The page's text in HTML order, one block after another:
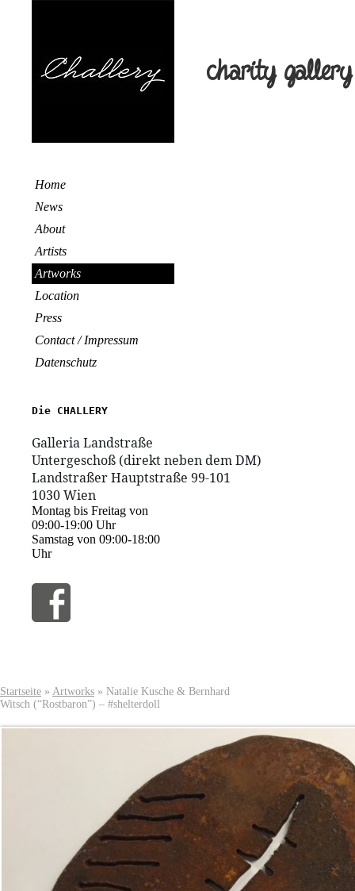
Home
News
About
Artists
Artworks
Location
Press
Contact / Impressum
Datenschutz
1030 Wien
Montag bis Freitag von
09:00-19:00 Uhr
Samstag von 09:00-18:00
Uhr
charity gallery
Startseite » Artworks » Natalie Kusche & Bernhard
Witsch (“Rostbaron”) – #shelterdoll